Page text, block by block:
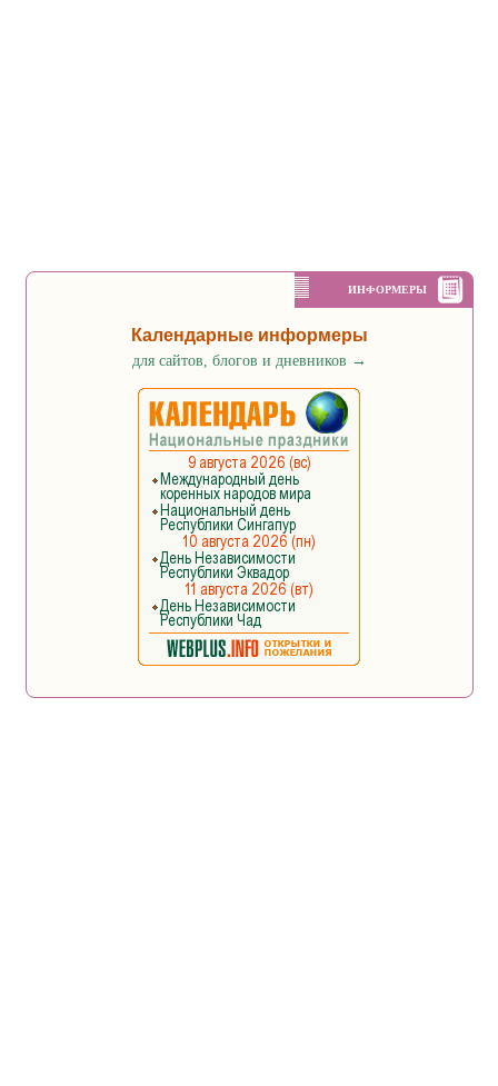
ИНФОРМЕРЫ
Календарные информеры
для сайтов, блогов и дневников →